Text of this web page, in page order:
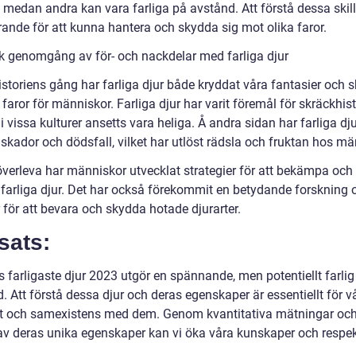
medan andra kan vara farliga på avstånd. Att förstå dessa
för att kunna hantera och skydda sig mot olika faror.
genomgång av för- och nackdelar med farliga djur
gång har farliga djur både kryddat våra fantasier och
för människor. Farliga djur har varit föremål för
vissa kulturer ansetts vara heliga. Å andra sidan har farliga
och dödsfall, vilket har utlöst rädsla och fruktan hos
har människor utvecklat strategier för att bekämpa
djur. Det har också förekommit en betydande forskning
att bevara och skydda hotade djurarter.
farligaste djur 2023 utgör en spännande, men potentiellt
Att förstå dessa djur och deras egenskaper är essentiellt för
och samexistens med dem. Genom kvantitativa mätningar
deras unika egenskaper kan vi öka våra kunskaper och